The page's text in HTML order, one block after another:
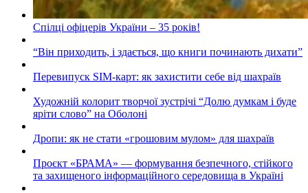
Спілці офіцерів України – 35 років!
“Він приходить, і здається, що книги починають дихати”
Перевипуск SIM-карт: як захистити себе від шахраїв
Художній колорит творчої зустрічі “Долю думкам і буде
яріти слово” на Оболоні
Дропи: як не стати «грошовим мулом» для шахраїв
Проєкт «БРАМА» — формування безпечного, стійкого
та захищеного інформаційного середовища в Україні